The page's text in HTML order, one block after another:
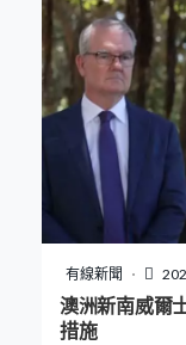
2024年，中
比，雖然生產
到2030年將擁
上月提出美中
制軍備數量的
在2027年底將
力收復台灣的
海里的地區，
京，外交部批
應有清醒認識
其一貫技倆，
略穩定的行徑
有線新聞
澳洲新南威爾
措施